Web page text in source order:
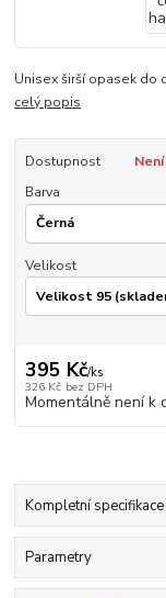
Unisex širší opasek do
celý popis
Dostupnost
Barva
Velikost
395 Kč/ks
326 Kč bez DPH
Momentálně není k
Kompletní specifikace
Parametry